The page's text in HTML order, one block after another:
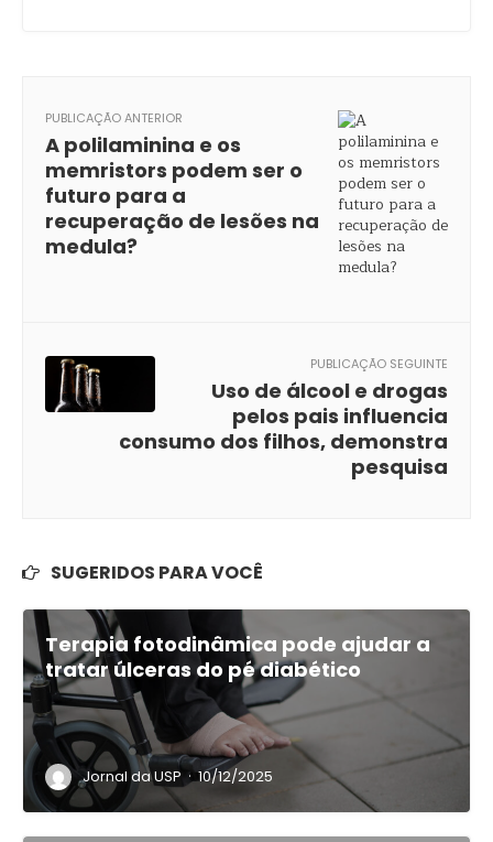
PUBLICAÇÃO ANTERIOR
A polilaminina e os
memristors podem ser o
futuro para a
recuperação de lesões na
medula?
PUBLICAÇÃO SEGUINTE
Uso de álcool e drogas
pelos pais influencia
consumo dos filhos, demonstra
pesquisa
SUGERIDOS PARA VOCÊ
Terapia fotodinâmica pode ajudar a
tratar úlceras do pé diabético
Jornal da USP · 10/12/2025